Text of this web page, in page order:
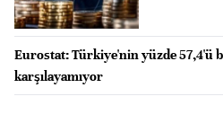
Eurostat: Türkiye'nin yüzde 57,4'ü
karşılayamıyor